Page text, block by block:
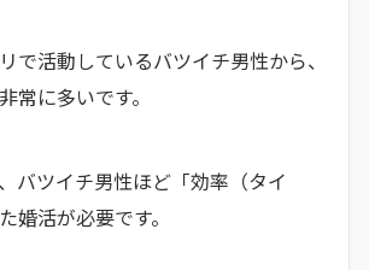
で活動しているバツイチ男性から、
常に多いです。
バツイチ男性ほど「効率（タイ
婚活が必要です。